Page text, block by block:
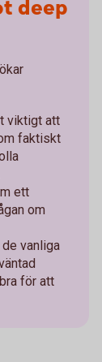
deep
viktigt att
faktiskt
ett
om
vanliga
för att